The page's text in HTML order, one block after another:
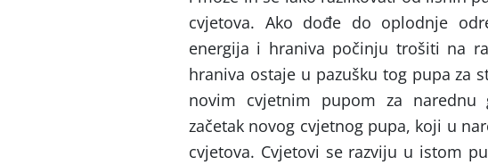
cvjetova. Ako dođe do oplodnje
energija i hraniva počinju trošiti na
hraniva ostaje u pazušku tog pupa za
novim cvjetnim pupom za narednu
začetak novog cvjetnog pupa, koji u
cvjetova. Cvjetovi se razviju u istom